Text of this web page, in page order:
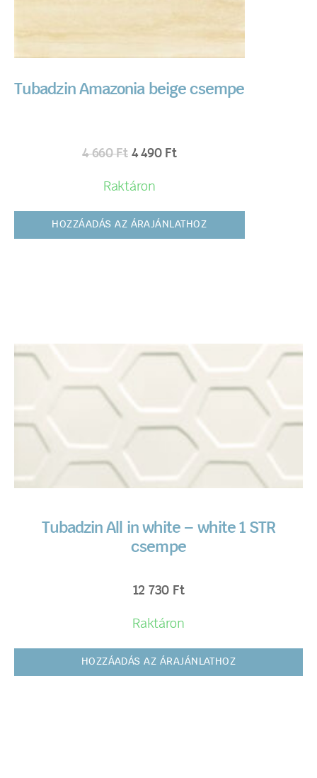
Tubadzin Amazonia beige csempe
4 660Ft 4 490 Ft
Raktáron
HOZZÁADÁS AZ ÁRAJÁNLATHOZ
Tubadzin All in white – white 1 STR
csempe
12 730 Ft
Raktáron
HOZZÁADÁS AZ ÁRAJÁNLATHOZ